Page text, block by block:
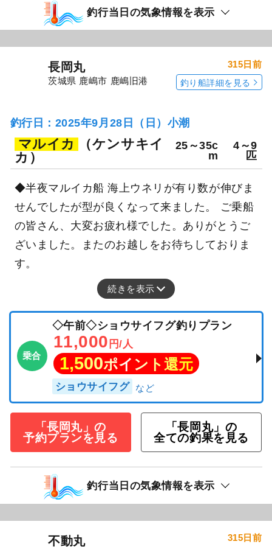
釣行当日の気象情報を表示
長岡丸
茨城県 鹿嶋市 鹿嶋旧港
315日前
釣り船詳細を見る
釣行日：2025年9月28日（日）小潮
マルイカ
（ケンサキイ
カ）
25～35c
m
4～9
匹
◆半夜マルイカ船 海上ウネリが有り数が伸びま
せんでしたが型が良くなって来ました。 ご乗船
の皆さん、大変お疲れ様でした。ありがとうご
ざいました。またのお越しをお待ちしておりま
す。
続きを表示
乗合
◇午前◇ショウサイフグ釣りプラン
11,000 円/人
1,500ポイント還元
ショウサイフグ
「長岡丸」の
予約プランを見る
「長岡丸」の
全ての釣果を見る
釣行当日の気象情報を表示
不動丸 315日前